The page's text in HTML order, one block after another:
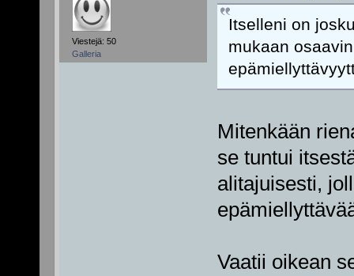
Viestejä: 50
Galleria
Itselleni on
mukaan
Mitenkään
se tuntui
alitajuisesti,
Vaatii oikean